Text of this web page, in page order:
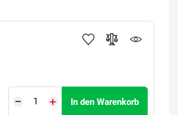
In den Warenkorb